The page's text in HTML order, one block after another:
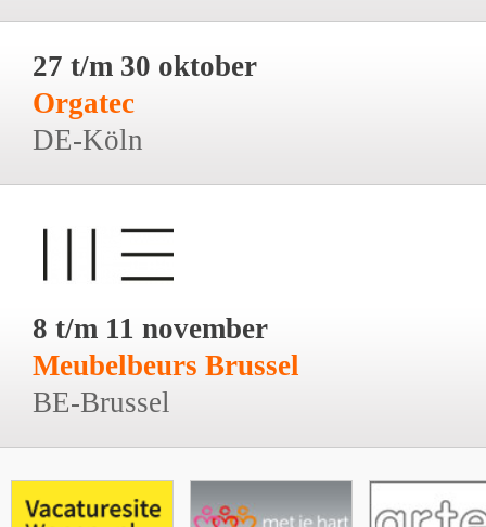
27 t/m 30 oktober
Orgatec
DE-Köln
8 t/m 11 november
Meubelbeurs Brussel
BE-Brussel